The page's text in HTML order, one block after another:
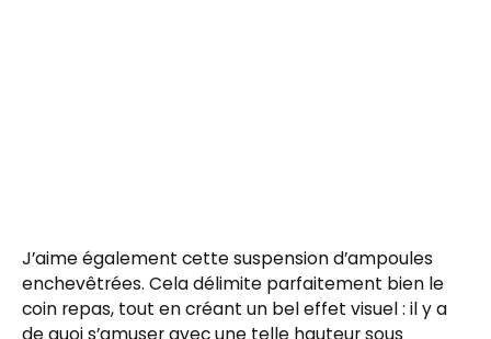
J’aime également cette suspension d’ampoules
enchevêtrées. Cela délimite parfaitement bien le
coin repas, tout en créant un bel effet visuel : il y a
de quoi s’amuser avec une telle hauteur sous